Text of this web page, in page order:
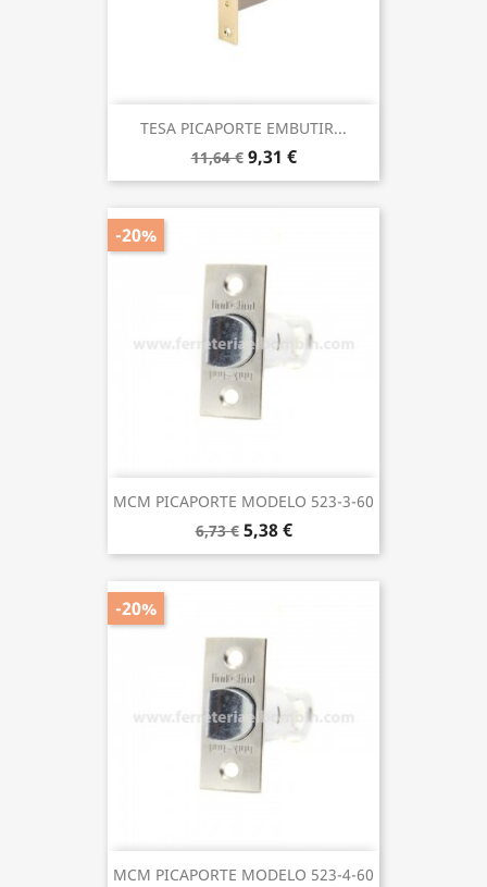
TESA PICAPORTE EMBUTIR...
11,64 € 9,31 €
MCM PICAPORTE MODELO 523-3-60
6,73 € 5,38 €
-20%
MCM PICAPORTE MODELO 523-4-60
-20%